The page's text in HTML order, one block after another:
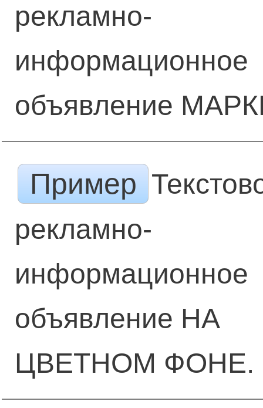
рекламно-
информационное
объявление
Пример
рекламно-
информационное
объявление НА
ЦВЕТНОМ ФОНЕ.